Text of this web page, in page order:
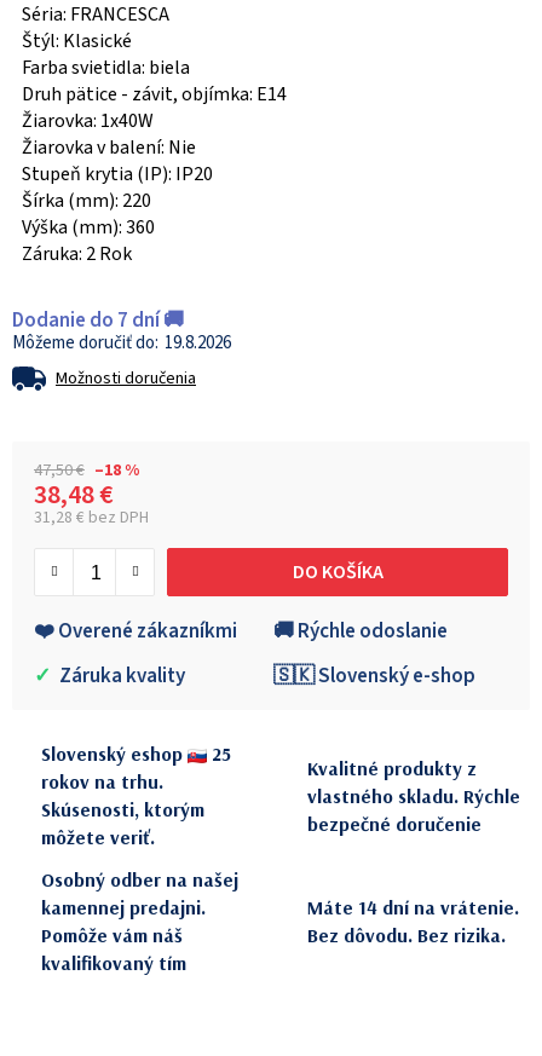
Séria: FRANCESCA
Štýl: Klasické
Farba svietidla: biela
Druh pätice - závit, objímka: E14
Žiarovka: 1x40W
Žiarovka v balení: Nie
Stupeň krytia (IP): IP20
Šírka (mm): 220
Výška (mm): 360
Záruka: 2 Rok
Dodanie do 7 dní 🚚
19.8.2026
Možnosti doručenia
47,50 € –18 %
38,48 €
31,28 € bez DPH
DO KOŠÍKA
❤️ Overené zákazníkmi
🚚 Rýchle odoslanie
✓ Záruka kvality 🇸🇰 Slovenský e-shop
Slovenský eshop
25
rokov na trhu.
Skúsenosti, ktorým
môžete veriť.
Kvalitné produkty z
vlastného skladu. Rýchle
bezpečné doručenie
Osobný odber na našej
kamennej predajni.
Pomôže vám náš
kvalifikovaný tím
Máte 14 dní na vrátenie.
Bez dôvodu. Bez rizika.